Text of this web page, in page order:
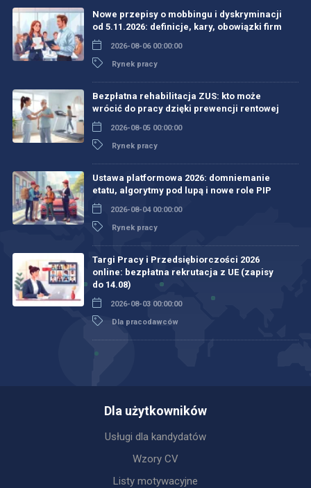
Nowe przepisy o mobbingu i dyskryminacji
od 5.11.2026: definicje, kary, obowiązki firm
2026-08-06 00:00:00
Rynek pracy
Bezpłatna rehabilitacja ZUS: kto może
wrócić do pracy dzięki prewencji rentowej
2026-08-05 00:00:00
Rynek pracy
Ustawa platformowa 2026: domniemanie
etatu, algorytmy pod lupą i nowe role PIP
2026-08-04 00:00:00
Rynek pracy
Targi Pracy i Przedsiębiorczości 2026
online: bezpłatna rekrutacja z UE (zapisy
do 14.08)
2026-08-03 00:00:00
Dla pracodawców
Dla użytkowników
Usługi dla kandydatów
Wzory CV
Listy motywacyjne